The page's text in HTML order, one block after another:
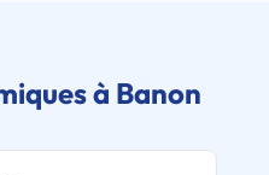
à Banon